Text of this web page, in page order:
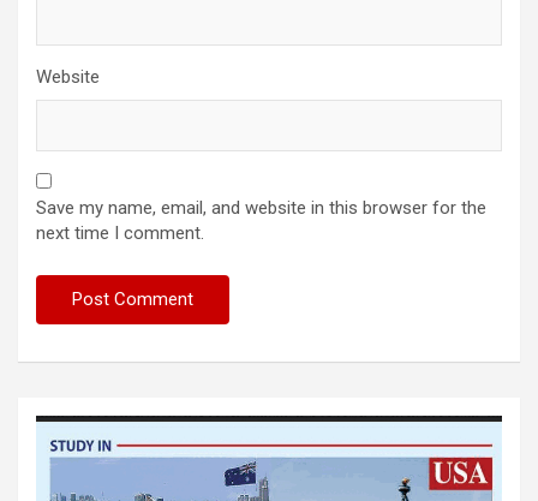
Website
Save my name, email, and website in this browser for the
next time I comment.